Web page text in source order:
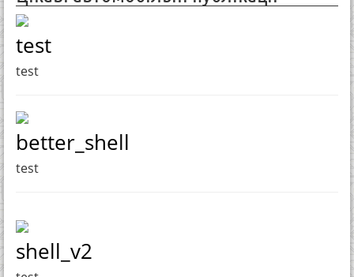
test
test
better_shell
test
shell_v2